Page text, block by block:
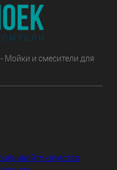
Мойки и смесители для